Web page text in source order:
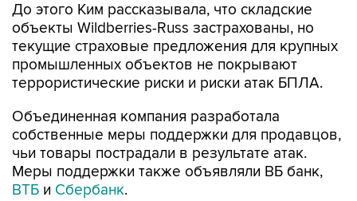
До этого Ким рассказывала, что складские
объекты Wildberries-Russ застрахованы, но
текущие страховые предложения для крупных
промышленных объектов не покрывают
террористические риски и риски атак БПЛА.
Объединенная компания разработала
собственные меры поддержки для продавцов,
чьи товары пострадали в результате атак.
Меры поддержки также объявляли ВБ банк,
ВТБ и Сбербанк.